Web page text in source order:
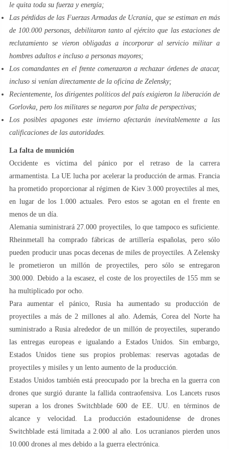
le quita toda su fuerza y energía;
Las pérdidas de las Fuerzas Armadas de Ucrania, que se estiman en más
de 100.000 personas, debilitaron tanto al ejército que las estaciones de
reclutamiento se vieron obligadas a incorporar al servicio militar a
hombres adultos e incluso a personas mayores;
Los comandantes en el frente comenzaron a rechazar órdenes de atacar,
incluso si venían directamente de la oficina de Zelensky;
Recientemente, los dirigentes políticos del país exigieron la liberación de
Gorlovka, pero los militares se negaron por falta de perspectivas;
Los posibles apagones este invierno afectarán inevitablemente a las
calificaciones de las autoridades.
La falta de munición
Occidente es víctima del pánico por el retraso de la carrera
armamentista. La UE lucha por acelerar la producción de armas. Francia
ha prometido proporcionar al régimen de Kiev 3.000 proyectiles al mes,
en lugar de los 1.000 actuales. Pero estos se agotan en el frente en
menos de un día.
Alemania suministrará 27.000 proyectiles, lo que tampoco es suficiente.
Rheinmetall ha comprado fábricas de artillería españolas, pero sólo
pueden producir unas pocas decenas de miles de proyectiles. A Zelensky
le prometieron un millón de proyectiles, pero sólo se entregaron
300.000. Debido a la escasez, el coste de los proyectiles de 155 mm se
ha multiplicado por ocho.
Para aumentar el pánico, Rusia ha aumentado su producción de
proyectiles a más de 2 millones al año. Además, Corea del Norte ha
suministrado a Rusia alrededor de un millón de proyectiles, superando
las entregas europeas e igualando a Estados Unidos. Sin embargo,
Estados Unidos tiene sus propios problemas: reservas agotadas de
proyectiles y misiles y un lento aumento de la producción.
Estados Unidos también está preocupado por la brecha en la guerra con
drones que surgió durante la fallida contraofensiva. Los Lancets rusos
superan a los drones Switchblade 600 de EE. UU. en términos de
alcance y velocidad. La producción estadounidense de drones
Switchblade está limitada a 2.000 al año. Los ucranianos pierden unos
10.000 drones al mes debido a la guerra electrónica.